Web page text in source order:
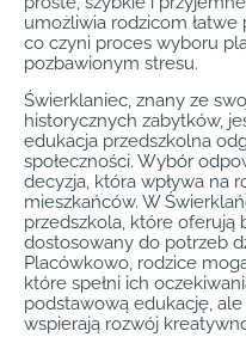
umożliwia rodzicom
co czyni proces wyboru
pozbawionym stresu.
Świerklaniec, znany ze
historycznych zabytków,
edukacja przedszkolna
społeczności. Wybór
decyzja, która wpływa na
mieszkańców. W
przedszkola, które oferują
dostosowany do potrzeb
Placówkowo, rodzice
które spełni ich
podstawową edukację,
wspierają rozwój